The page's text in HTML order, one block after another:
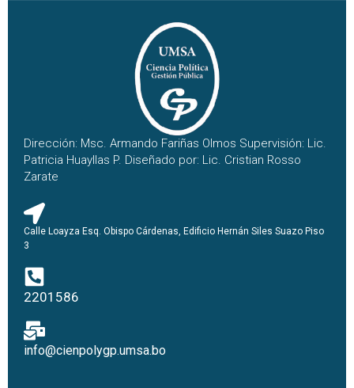
Dirección: Msc. Armando Fariñas Olmos Supervisión: Lic.
Patricia Huayllas P. Diseñado por: Lic. Cristian Rosso
Zarate
Calle Loayza Esq. Obispo Cárdenas, Edificio Hernán Siles Suazo Piso
3
2201586
info@cienpolygp.umsa.bo